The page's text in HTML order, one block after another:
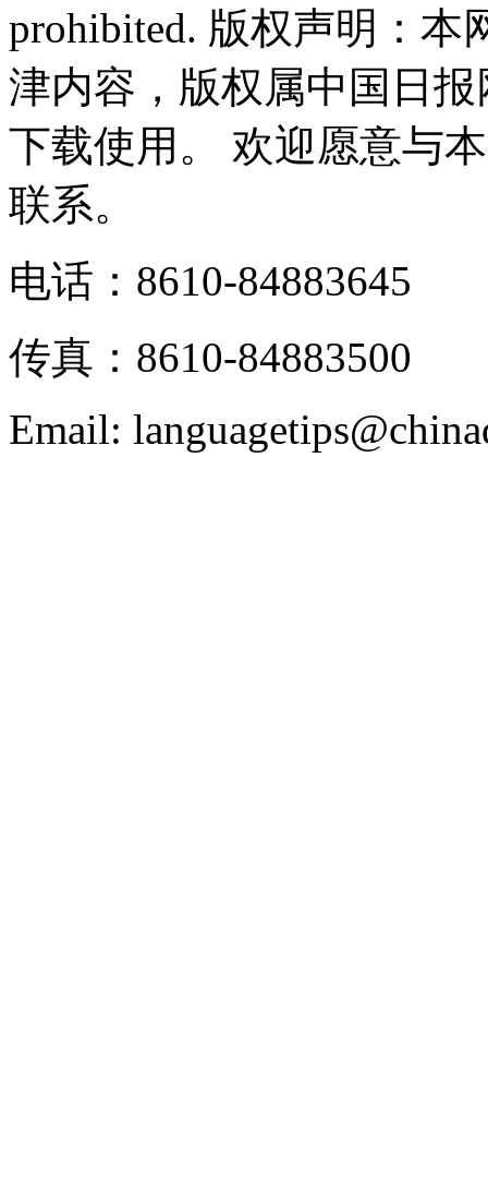
prohibited. 版权声明：
津内容，版权属中国日
下载使用。 欢迎愿意与
联系。
电话：8610-84883645
传真：8610-84883500
Email: